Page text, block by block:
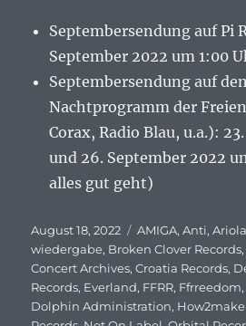
Septembersendung auf Pi
September 2022 um 1:00
Septembersendung auf
Nachtprogramm der
Corax, Radio Blau, u.a.):
und 26. September 2022
alles gut geht)
Veröffentlicht
am
August 18, 2022 Schlagwörter
AMIGA,Anti,
wiedergabe, Broken Clover Records
Concert Archives,Croatia Records,
Records, Everland, FFRR, Ffrreedom,
Dolphin Administration,